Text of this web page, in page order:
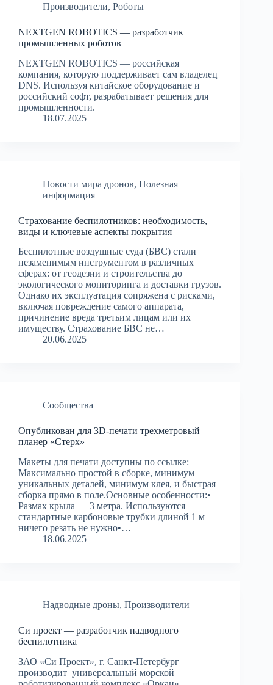
Производители, Роботы
NEXTGEN ROBOTICS — разработчик
промышленных роботов
NEXTGEN ROBOTICS — российская
компания, которую поддерживает сам владелец
DNS. Используя китайское оборудование и
российский софт, разрабатывает решения для
промышленности.
18.07.2025
Новости мира дронов, Полезная
информация
Страхование беспилотников: необходимость,
виды и ключевые аспекты покрытия
Беспилотные воздушные суда (БВС) стали
незаменимым инструментом в различных
сферах: от геодезии и строительства до
экологического мониторинга и доставки грузов.
Однако их эксплуатация сопряжена с рисками,
включая повреждение самого аппарата,
причинение вреда третьим лицам или их
имуществу. Страхование БВС не…
20.06.2025
Сообщества
Опубликован для 3D-печати трехметровый
планер «Стерх»
Макеты для печати доступны по ссылке:
Максимально простой в сборке, минимум
уникальных деталей, минимум клея, и быстрая
сборка прямо в поле.Основные особенности:•
Размах крыла — 3 метра. Используются
стандартные карбоновые трубки длиной 1 м —
ничего резать не нужно•…
18.06.2025
Надводные дроны, Производители
Си проект — разработчик надводного
беспилотника
ЗАО «Си Проект», г. Санкт-Петербург
производит универсальный морской